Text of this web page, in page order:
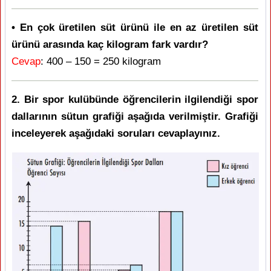
• En çok üretilen süt ürünü ile en az üretilen süt
ürünü arasında kaç kilogram fark vardır?
Cevap: 400 – 150 = 250 kilogram
2. Bir spor kulübünde öğrencilerin ilgilendiği spor
dallarının sütun grafiği aşağıda verilmiştir. Grafiği
inceleyerek aşağıdaki soruları cevaplayınız.